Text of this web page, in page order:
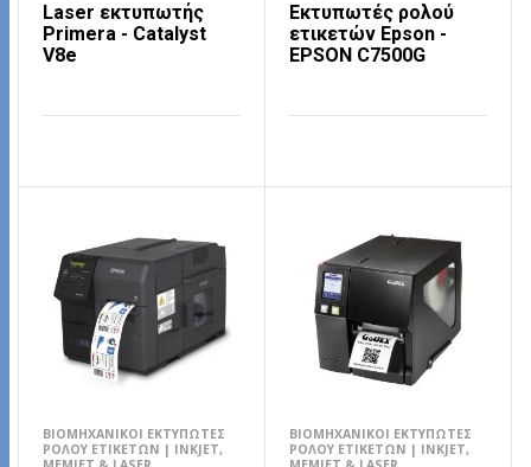
Laser εκτυπωτής
Primera - Catalyst
V8e
Εκτυπωτές ρολού
ετικετών Epson -
EPSON C7500G
ΒΙΟΜΗΧΑΝΙΚΟΊ ΕΚΤΥΠΩΤΈΣ
ΡΟΛΟΎ ΕΤΙΚΕΤΏΝ | INKJET,
ΒΙΟΜΗΧΑΝΙΚΟΊ ΕΚΤΥΠΩΤΈΣ
ΡΟΛΟΎ ΕΤΙΚΕΤΏΝ | INKJET,